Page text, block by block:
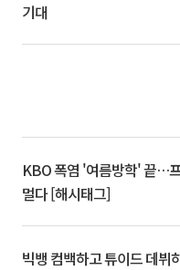
기대
KBO 폭염 '여름방학' 끝…
멀다 [해시태그]
빅뱅 컴백하고 튜이드 데